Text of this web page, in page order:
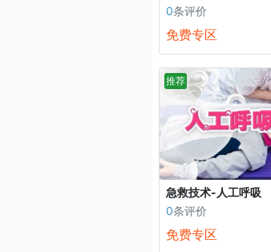
0条评价
免费专区
推荐
急救技术-人工呼吸
0条评价
免费专区